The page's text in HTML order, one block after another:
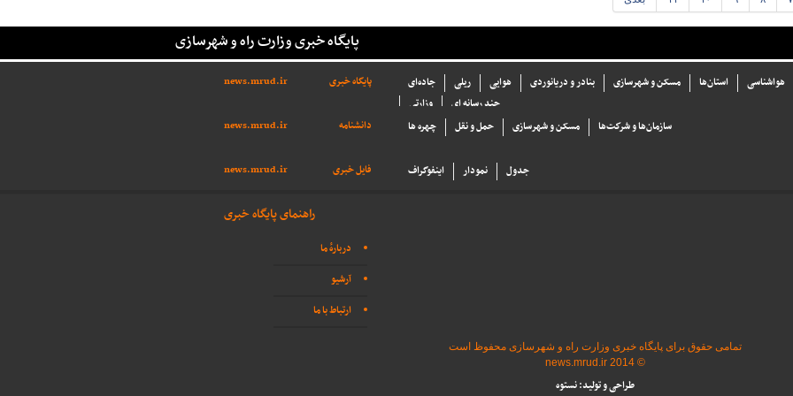
پایگاه خبری وزارت راه و شهرسازی
پایگاه خبری news.mrud.ir جاده‌ای ریلی هوایی بنادر و دریانوردی مسکن و شهرسازی استان‌ها
هواشناسی
وزارتی
چند رسانه ای
دانشنامه
news.mrud.ir چهره ها حمل و نقل مسکن و شهرسازی سازما‌ن‌ها و شركت‌ها
فایل خبری news.mrud.ir اینفوگراف نمودار جدول
راهنمای پایگاه خبری
دربارهٔ ما
آرشیو
ارتباط با ما
تمامی حقوق برای پایگاه خبری وزارت راه و شهرسازی محفوظ است
© 2014 news.mrud.ir
طراحی و تولید: نستوه